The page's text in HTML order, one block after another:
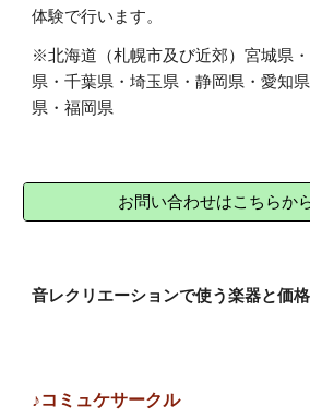
体験で行います。
※北海道（札幌市及び近郊）宮城県・
県・千葉県・埼玉県・静岡県・愛知
県・福岡県
お問い合わせはこちらか
音レクリエーションで使う楽器と価格
♪コミュケサークル